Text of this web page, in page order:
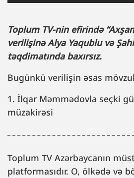
Toplum TV-nin efirində
verilişinə Alya Yaqublu və
təqdimatında baxırsız.
Bugünkü verilişin əsas
1. İlqar Məmmədovla seçki
müzakirəsi
Toplum TV Azərbaycanın
platformasıdır. O, ölkədə və